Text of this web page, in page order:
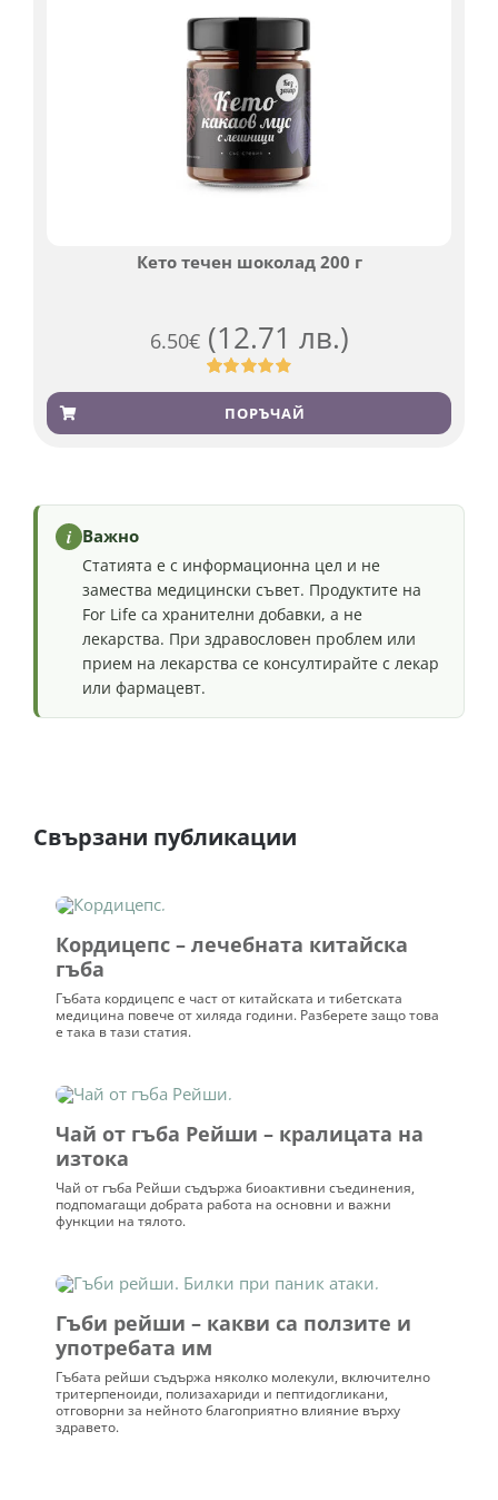
Кето течен шоколад 200 г
6.50€ (12.71 лв.)
Оценен
4.91 от 5,
базирано на
501
ПОРЪЧАЙ
i Важно
Статията е с информационна цел и не
замества медицински съвет. Продуктите на
For Life са хранителни добавки, а не
лекарства. При здравословен проблем или
прием на лекарства се консултирайте с лекар
или фармацевт.
Свързани публикации
Кордицепс – лечебната китайска
гъба
Гъбата кордицепс е част от китайската и тибетската
медицина повече от хиляда години. Разберете защо това
е така в тази статия.
Чай от гъба Рейши – кралицата на
изтока
Чай от гъба Рейши съдържа биоактивни съединения,
подпомагащи добрата работа на основни и важни
функции на тялото.
Гъби рейши – какви са ползите и
употребата им
Гъбата рейши съдържа няколко молекули, включително
тритерпеноиди, полизахариди и пептидогликани,
отговорни за нейното благоприятно влияние върху
здравето.